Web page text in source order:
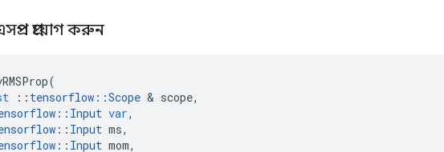
প্রয়োগ করুন
(
:: tensorflow ::Scope & scope,
:: Input var,
:: Input ms,
:: Input mom,